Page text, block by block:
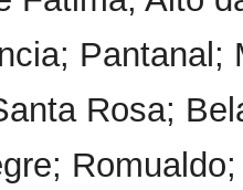
Rosa;